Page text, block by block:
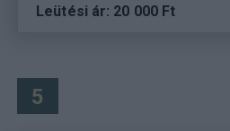
Leütési ár: 20 000 Ft
5